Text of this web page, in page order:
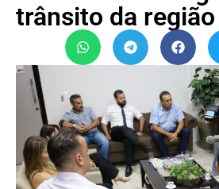
trânsito da região